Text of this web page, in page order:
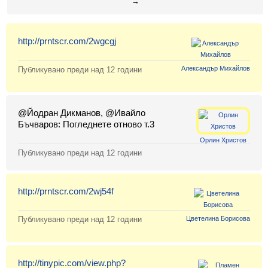
Александър Михайлов
http://prntscr.com/2wgcgj
Публикувано преди над 12 години
Орлин Христов
@Йодран Дикманов, @Ивайло
Бъчваров: Погледнете отново т.3
Публикувано преди над 12 години
Цветелина Борисова
http://prntscr.com/2wj54f
Публикувано преди над 12 години
http://tinypic.com/view.php?